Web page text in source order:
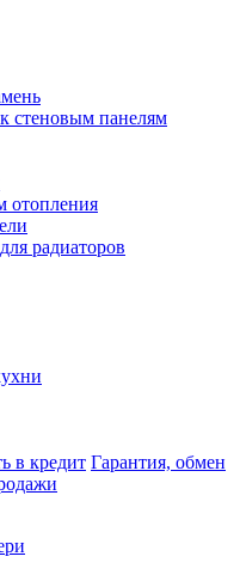
стеновым панелям
отопления
радиаторов
в кредит Гарантия, обмен